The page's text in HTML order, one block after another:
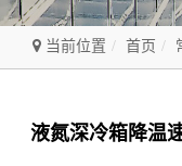
当前位置 首页
液氮深冷箱降温